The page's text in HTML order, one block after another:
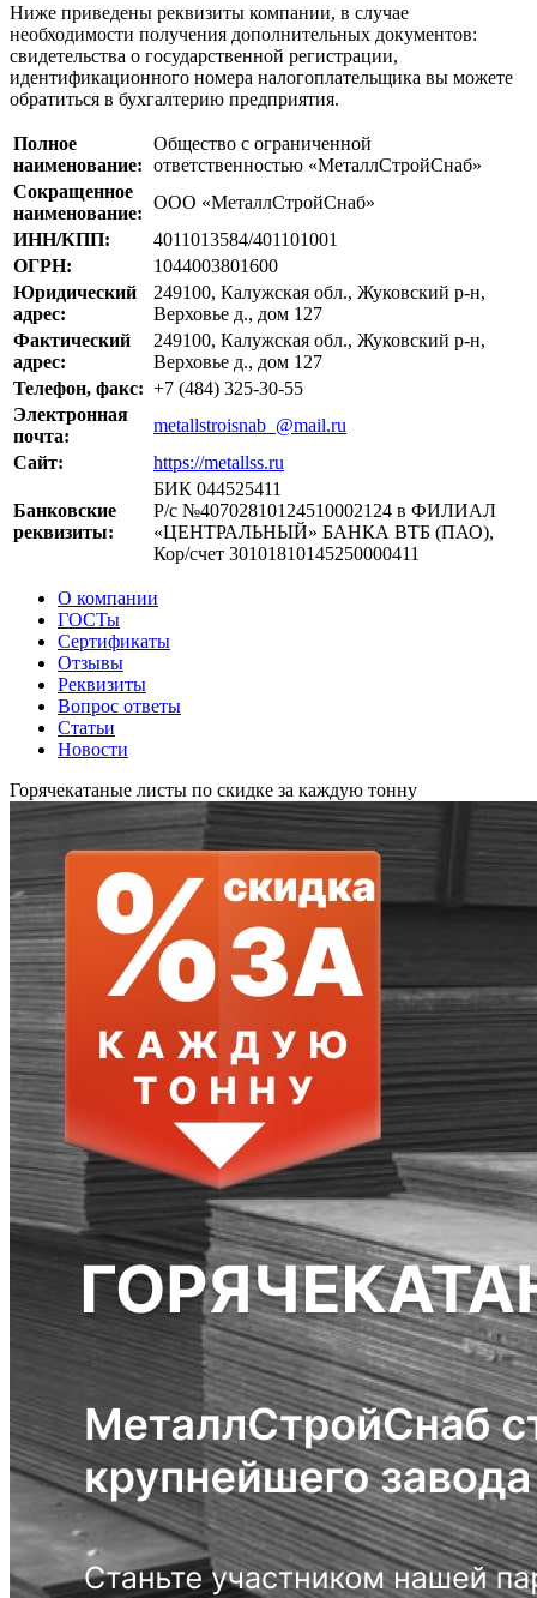
Ниже приведены реквизиты компании, в случае
необходимости получения дополнительных документов:
свидетельства о государственной регистрации,
идентификационного номера налогоплательщика вы можете
обратиться в бухгалтерию предприятия.
Полное
наименование:
Общество с ограниченной
ответственностью «МеталлСтройСнаб»
Сокращенное
наименование:
ООО «МеталлСтройСнаб»
ИНН/КПП:
4011013584/401101001
ОГРН:
1044003801600
Юридический
адрес:
249100, Калужская обл., Жуковский р-н,
Верховье д., дом 127
Фактический
адрес:
249100, Калужская обл., Жуковский р-н,
Верховье д., дом 127
Телефон, факс: +7 (484) 325-30-55
Электронная
почта:
metallstroisnab_@mail.ru
Сайт:
https://metallss.ru
Банковские
реквизиты:
БИК 044525411
Р/с №40702810124510002124 в ФИЛИАЛ
«ЦЕНТРАЛЬНЫЙ» БАНКА ВТБ (ПАО),
Кор/счет 30101810145250000411
О компании
ГОСТы
Сертификаты
Отзывы
Реквизиты
Вопрос ответы
Статьи
Новости
Горячекатаные листы по скидке за каждую тонну